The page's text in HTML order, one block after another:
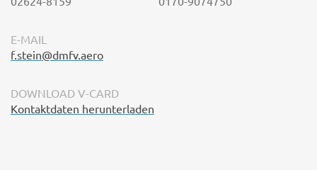
E-MAIL
f.stein@dmfv.aero
DOWNLOAD V-CARD
Kontaktdaten herunterladen